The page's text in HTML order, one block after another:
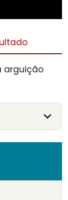
arguição